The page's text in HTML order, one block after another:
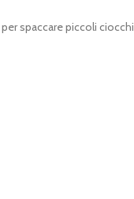
spaccare piccoli ciocchi